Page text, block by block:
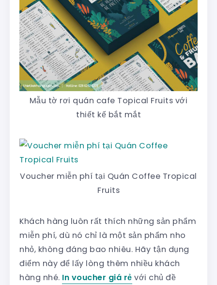
Mẫu tờ rơi quán cafe Topical Fruits với
thiết kế bắt mắt
Voucher miễn phí tại Quán Coffee Tropical
Fruits
Khách hàng luôn rất thích những sản phẩm
miễn phí, dù nó chỉ là một sản phẩm nho
nhỏ, không đáng bao nhiêu. Hãy tận dụng
điểm này để lấy lòng thêm nhiều khách
hàng nhé. In voucher giá rẻ với chủ đề